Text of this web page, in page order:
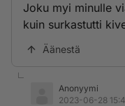
Joku myi minulle
kuin surkastutti
Äänestä
Anonyymi
2023-06-28